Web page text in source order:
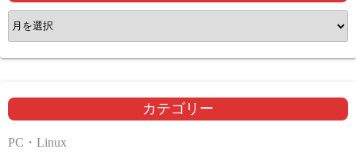
ア
ー
カ
ブ
カテゴリー
PC・Linux